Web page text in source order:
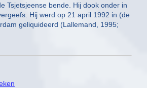
Tsjetsjeense bende. Hij dook onder in
Hij werd op 21 april 1992 in (de
geliquideerd (Lallemand, 1995;